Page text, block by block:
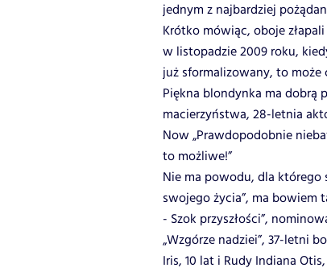
jednym z najbardziej
Krótko mówiąc, oboje
w listopadzie 2009 roku,
już sformalizowany, to może
Piękna blondynka ma dobrą
macierzyństwa, 28-letnia
Now „Prawdopodobnie
to możliwe!”
Nie ma powodu, dla którego
swojego życia”, ma bowiem
- Szok przyszłości”,
„Wzgórze nadziei”, 37-letni
Iris, 10 lat i Rudy Indiana